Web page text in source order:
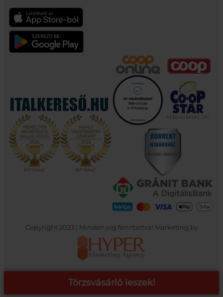
Copyright 2023 | Minden jog fenntartva! Marketing by
Törzsvásárló leszek!